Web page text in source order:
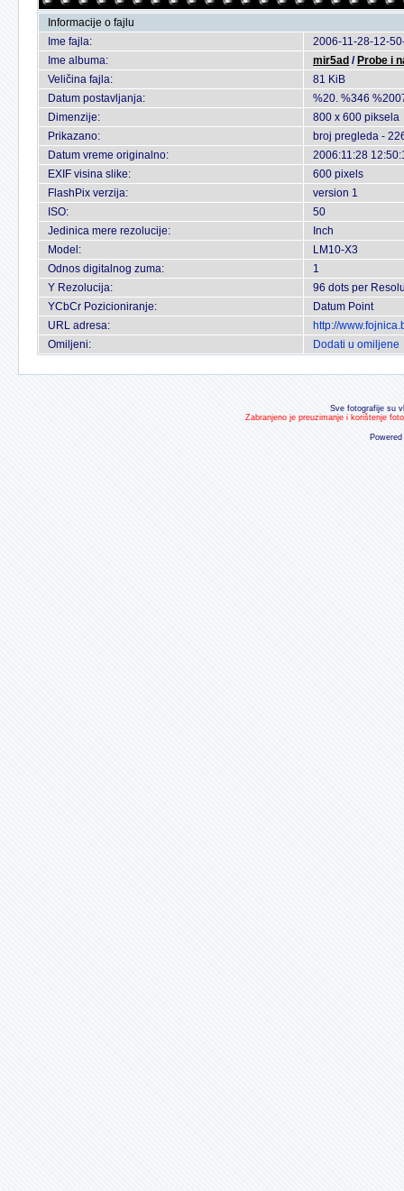
Informacije o fajlu
Ime fajla:
2006-11-28-12-
Ime albuma:
mir5ad / Probe i
Veličina fajla:
81 KiB
Datum postavljanja:
%20. %346
Dimenzije:
800 x 600 piksela
Prikazano:
broj pregleda -
Datum vreme originalno:
2006:11:28
EXIF visina slike:
600 pixels
FlashPix verzija:
version 1
ISO:
50
Jedinica mere rezolucije:
Inch
Model:
LM10-X3
Odnos digitalnog zuma:
1
Y Rezolucija:
96 dots per
YCbCr Pozicioniranje:
Datum Point
URL adresa:
http://
Omiljeni:
Dodati u omiljene
Sve fotografije su
Zabranjeno je preuzimanje i korištenje